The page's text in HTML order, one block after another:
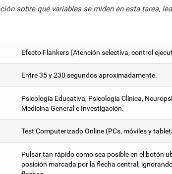
sobre qué variables se miden en esta tarea,
Efecto Flankers (Atención selectiva, control
Entre 35 y 230 segundos aproximadamente.
Psicología Educativa, Psicología Clínica,
Medicina General e Investigación.
Test Computerizado Online (PCs, móviles y
Pulsar tan rápido como sea posible en el botón
posición marcada por la flecha central,